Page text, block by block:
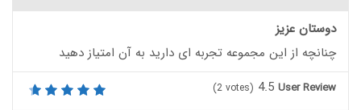
دوستان عزیز
چنانچه از این مجموعه تجربه ای دارید به آن امتیاز دهید
User Review
4.5
(2 votes)